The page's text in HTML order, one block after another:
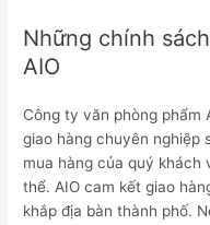
Những chính
AIO
Công ty văn phòng phẩm
giao hàng chuyên nghiệp
mua hàng của quý khách
thể. AIO cam kết giao
khắp địa bàn thành phố.